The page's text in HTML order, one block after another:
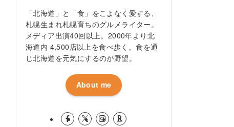
「北海道」と「食」をこよなく愛する、
札幌生まれ札幌育ちのグルメライター。
メディア出演40回以上。2000年より北
海道内 4,500店以上を食べ歩く。食を通
じ北海道を元気にするのが野望。
About me